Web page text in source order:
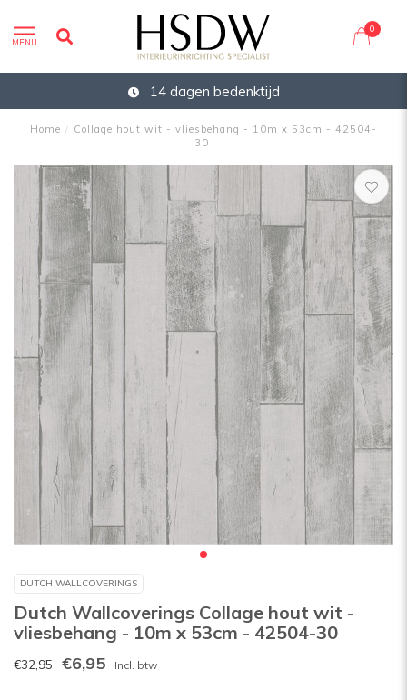
MENU
0
14 dagen bedenktijd
Home / Collage hout wit - vliesbehang - 10m x 53cm - 42504-
30
DUTCH WALLCOVERINGS
Dutch Wallcoverings Collage hout wit -
vliesbehang - 10m x 53cm - 42504-30
€32,95 €6,95 Incl. btw